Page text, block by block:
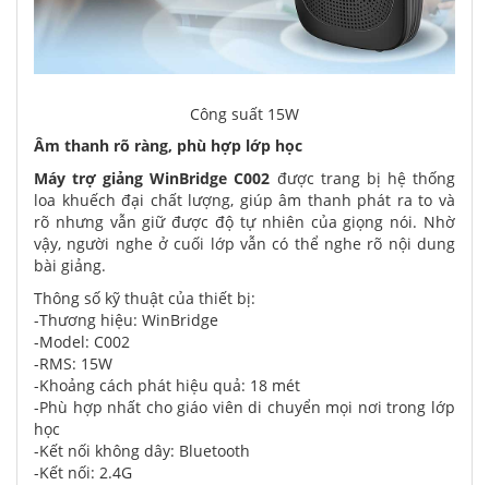
Công suất 15W
Âm thanh rõ ràng, phù hợp lớp học
Máy trợ giảng WinBridge C002 được trang bị hệ thống
loa khuếch đại chất lượng, giúp âm thanh phát ra to và
rõ nhưng vẫn giữ được độ tự nhiên của giọng nói. Nhờ
vậy, người nghe ở cuối lớp vẫn có thể nghe rõ nội dung
bài giảng.
Thông số kỹ thuật của thiết bị:
-Thương hiệu: WinBridge
-Model: C002
-RMS: 15W
-Khoảng cách phát hiệu quả: 18 mét
-Phù hợp nhất cho giáo viên di chuyển mọi nơi trong lớp
học
-Kết nối không dây: Bluetooth
-Kết nối: 2.4G